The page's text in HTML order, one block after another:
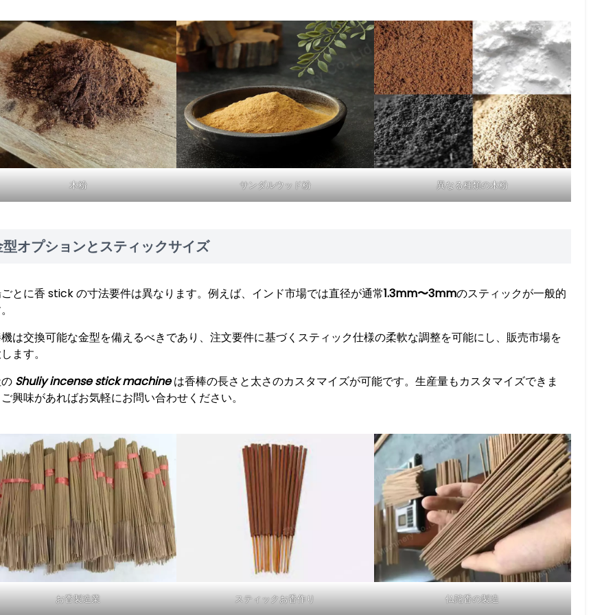
木粉 サンダルウッド粉 異なる種類の木粉
オプションとスティックサイズ
とに香 stick の寸法要件は異なります。例えば、インド市場では直径が通常1.3mm〜3mmのスティックが一般的
は交換可能な金型を備えるべきであり、注文要件に基づくスティック仕様の柔軟な調整を可能にし、販売市場を
ます。
Shuliy incense stick machineは香棒の長さと太さのカスタマイズが可能です。生産量もカスタマイズできま
興味があればお気軽にお問い合わせください。
お香製造業 スティックお香作り 仏陀香の製造